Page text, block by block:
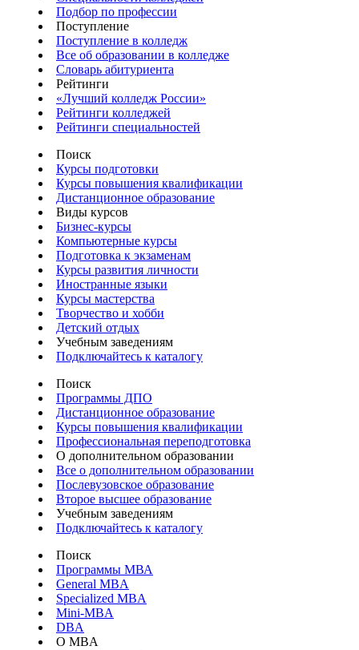
Подбор по профессии
Поступление
Поступление в колледж
Все об образовании в колледже
Словарь абитуриента
Рейтинги
«Лучший колледж России»
Рейтинги колледжей
Рейтинги специальностей
Поиск
Курсы подготовки
Курсы повышения квалификации
Дистанционное образование
Виды курсов
Бизнес-курсы
Компьютерные курсы
Подготовка к экзаменам
Курсы развития личности
Иностранные языки
Курсы мастерства
Творчество и хобби
Детский отдых
Учебным заведениям
Подключайтесь к каталогу
Поиск
Программы ДПО
Дистанционное образование
Курсы повышения квалификации
Профессиональная переподготовка
О дополнительном образовании
Все о дополнительном образовании
Послевузовское образование
Второе высшее образование
Учебным заведениям
Подключайтесь к каталогу
Поиск
Программы МВА
General MBA
Specialized MBA
Mini-MBA
DBA
О MBA